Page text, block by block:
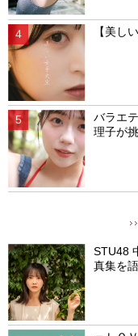
【美し
バラエ
理子が
STU48
真集を語